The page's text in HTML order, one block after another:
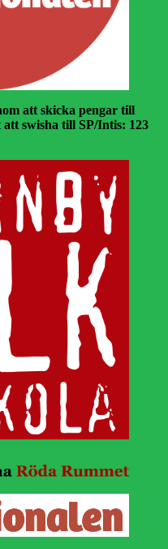
att skicka pengar till
att swisha till SP/Intis: 123